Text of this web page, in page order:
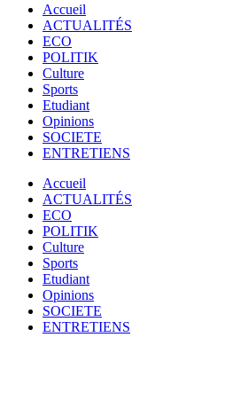
Accueil
ACTUALITÉS
ECO
POLITIK
Culture
Sports
Etudiant
Opinions
SOCIETE
ENTRETIENS
Accueil
ACTUALITÉS
ECO
POLITIK
Culture
Sports
Etudiant
Opinions
SOCIETE
ENTRETIENS